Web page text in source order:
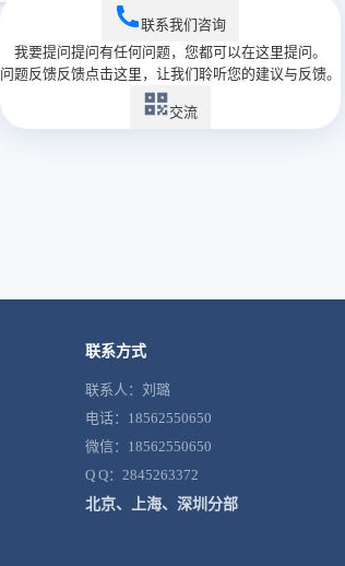
联系方式
联系人：刘璐
电话：18562550650
微信：18562550650
Q Q：2845263372
北京、上海、深圳分部
联系我们咨询
我要提问提问有任何问题，您都可以在这里提问。
问题反馈反馈点击这里，让我们聆听您的建议与反馈。
交流